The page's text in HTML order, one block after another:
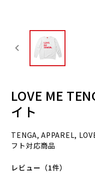
LOVE ME
イト
TENGA, APPAREL,
フト対応商品
レビュー（1件）